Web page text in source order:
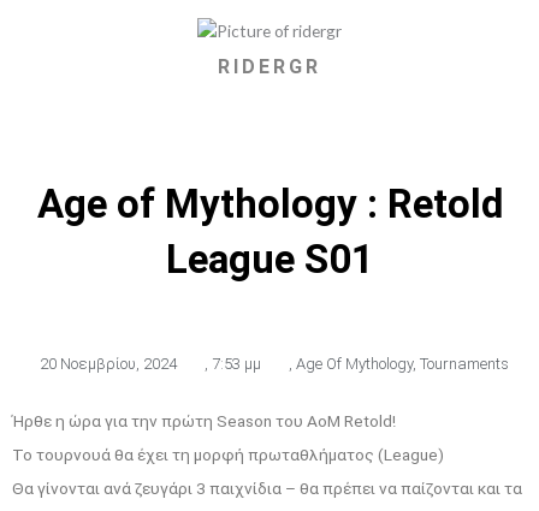
RIDERGR
Age of Mythology : Retold
League S01
20 Νοεμβρίου, 2024 , 7:53 μμ , Age Of Mythology, Tournaments
Ήρθε η ώρα για την πρώτη Season του AoM Retold!
Το τουρνουά θα έχει τη μορφή πρωταθλήματος (League)
Θα γίνονται ανά ζευγάρι 3 παιχνίδια – θα πρέπει να παίζονται και τα